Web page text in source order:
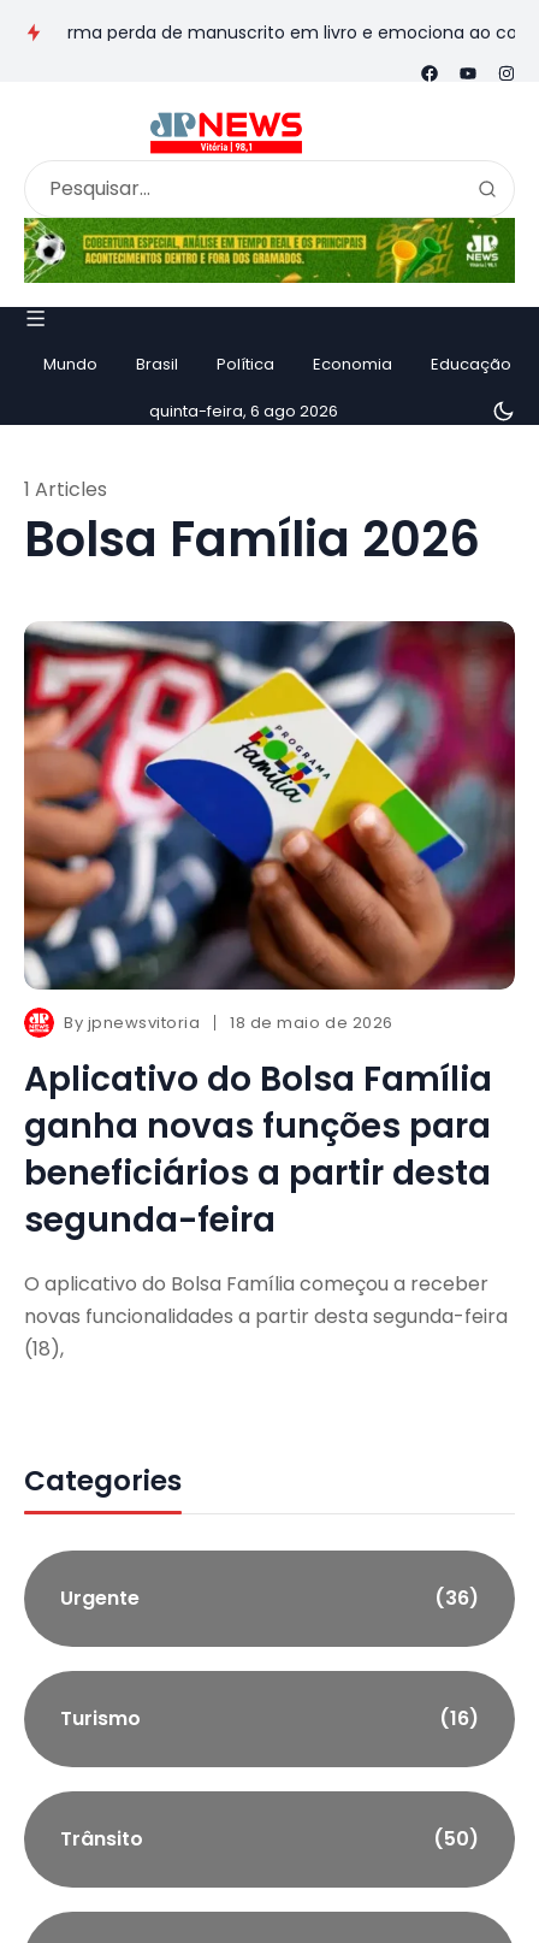
perda de manuscrito em livro e emociona ao contar
Mundo Brasil Política Economia Educação
quinta-feira, 6 ago 2026
Bolsa Família 2026
1 Articles
By jpnewsvitoria 18 de maio de 2026
Aplicativo do Bolsa Família
ganha novas funções para
beneficiários a partir desta
segunda-feira
O aplicativo do Bolsa Família começou a receber
novas funcionalidades a partir desta segunda-feira
(18),
Categories
Urgente (36)
Turismo (16)
Trânsito (50)